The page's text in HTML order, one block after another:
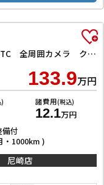
ハイブリッドMV ドライブレコーダー ETC 全周囲カメラ クリアランスソナー オートクルーズコントロール レーンアシスト 衝突被害軽減システム 両側スライド・片側電動 LEDヘッドランプ スマートキー
133.9万円
諸費用(税込)
12.1万円
備付
・1000km )
尼崎店